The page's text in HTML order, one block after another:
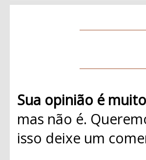
Sua opinião é
mas não é.
isso deixe um